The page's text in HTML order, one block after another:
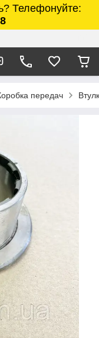
Телефонуйте:
передач